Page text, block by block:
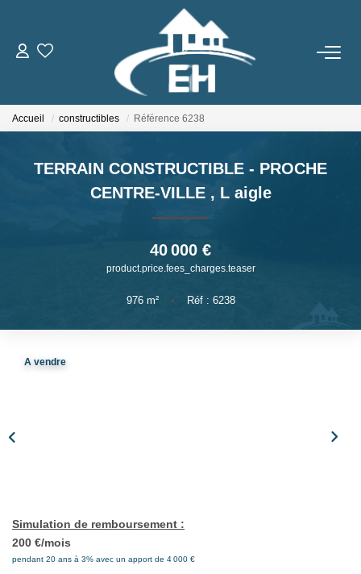
ACHETER
LOUER
Nos Biens
Gestion Locative
ESTIMER
NOTRE AGENCE
EXTRANET
Accueil constructibles Référence 6238
TERRAIN CONSTRUCTIBLE - PROCHE
CENTRE-VILLE , L aigle
40 000 €
product.price.fees_charges.teaser
976m² • Réf : 6238
A vendre
Simulation de remboursement :
200 €/mois
pendant 20 ans à 3% avec un apport de 4 000 €